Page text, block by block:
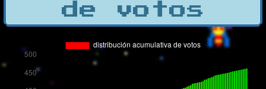
de votos